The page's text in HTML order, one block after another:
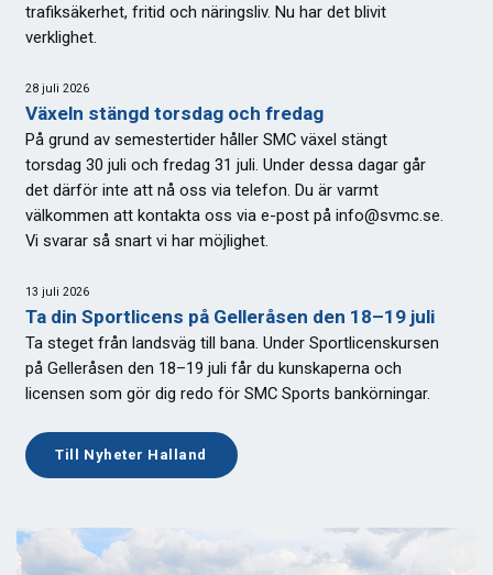
trafiksäkerhet, fritid och näringsliv. Nu har det blivit
verklighet.
28 juli 2026
Växeln stängd torsdag och fredag
På grund av semestertider håller SMC växel stängt
torsdag 30 juli och fredag 31 juli. Under dessa dagar går
det därför inte att nå oss via telefon. Du är varmt
välkommen att kontakta oss via e-post på info@svmc.se.
Vi svarar så snart vi har möjlighet.
13 juli 2026
Ta din Sportlicens på Gelleråsen den 18–19 juli
Ta steget från landsväg till bana. Under Sportlicenskursen
på Gelleråsen den 18–19 juli får du kunskaperna och
licensen som gör dig redo för SMC Sports bankörningar.
Till Nyheter Halland